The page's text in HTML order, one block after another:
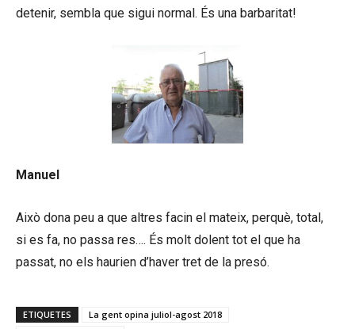
detenir, sembla que sigui normal. És una barbaritat!
Manuel
Això dona peu a que altres facin el mateix, perquè, total,
si es fa, no passa res…. És molt dolent tot el que ha
passat, no els haurien d’haver tret de la presó.
ETIQUETES
La gent opina juliol-agost 2018